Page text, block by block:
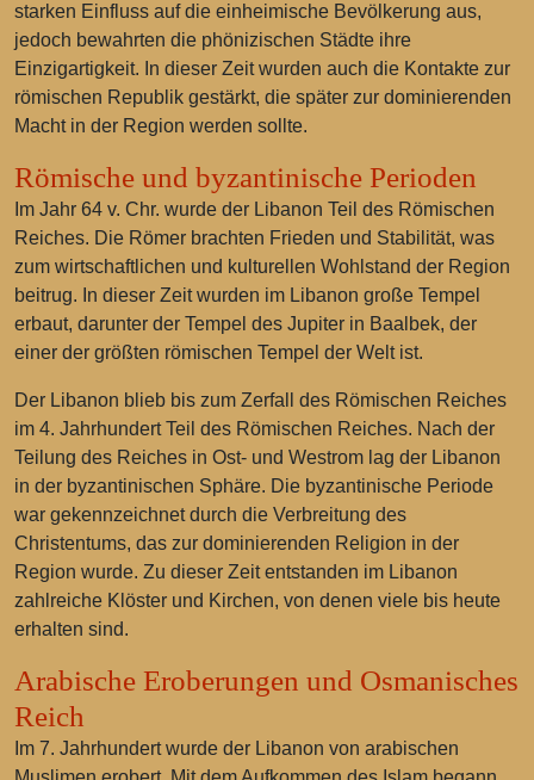
starken Einfluss auf die einheimische Bevölkerung aus,
jedoch bewahrten die phönizischen Städte ihre
Einzigartigkeit. In dieser Zeit wurden auch die Kontakte zur
römischen Republik gestärkt, die später zur dominierenden
Macht in der Region werden sollte.
Römische und byzantinische Perioden
Im Jahr 64 v. Chr. wurde der Libanon Teil des Römischen
Reiches. Die Römer brachten Frieden und Stabilität, was
zum wirtschaftlichen und kulturellen Wohlstand der Region
beitrug. In dieser Zeit wurden im Libanon große Tempel
erbaut, darunter der Tempel des Jupiter in Baalbek, der
einer der größten römischen Tempel der Welt ist.
Der Libanon blieb bis zum Zerfall des Römischen Reiches
im 4. Jahrhundert Teil des Römischen Reiches. Nach der
Teilung des Reiches in Ost- und Westrom lag der Libanon
in der byzantinischen Sphäre. Die byzantinische Periode
war gekennzeichnet durch die Verbreitung des
Christentums, das zur dominierenden Religion in der
Region wurde. Zu dieser Zeit entstanden im Libanon
zahlreiche Klöster und Kirchen, von denen viele bis heute
erhalten sind.
Arabische Eroberungen und Osmanisches
Reich
Im 7. Jahrhundert wurde der Libanon von arabischen